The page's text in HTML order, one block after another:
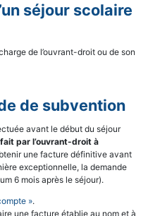
séjour scolaire
de l’ouvrant-droit ou de son
de subvention
avant le début du séjour
par l’ouvrant-droit à
une facture définitive avant
exceptionnelle, la demande
6 mois après le séjour).
».
une facture établie au nom et à